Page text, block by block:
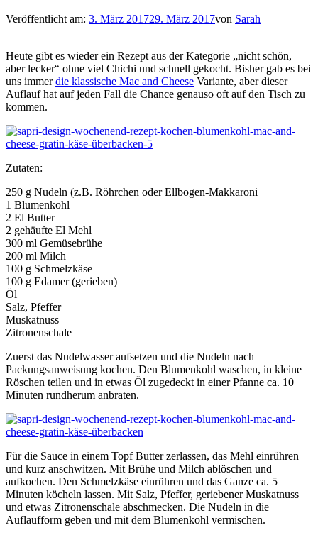
Veröffentlicht am: 3. März 201729. März 2017von Sarah
Heute gibt es wieder ein Rezept aus der Kategorie „nicht schön,
aber lecker“ ohne viel Chichi und schnell gekocht. Bisher gab es bei
uns immerdie klassische Mac and Cheese Variante, aber dieser
Auflauf hat auf jeden Fall die Chance genauso oft auf den Tisch zu
kommen.
Zutaten:
250 g Nudeln (z.B. Röhrchen oder Ellbogen-Makkaroni
1 Blumenkohl
2 El Butter
2 gehäufte El Mehl
300 ml Gemüsebrühe
200 ml Milch
100 g Schmelzkäse
100 g Edamer (gerieben)
Öl
Salz, Pfeffer
Muskatnuss
Zitronenschale
Zuerst das Nudelwasser aufsetzen und die Nudeln nach
Packungsanweisung kochen. Den Blumenkohl waschen, in kleine
Röschen teilen und in etwas Öl zugedeckt in einer Pfanne ca. 10
Minuten rundherum anbraten.
Für die Sauce in einem Topf Butter zerlassen, das Mehl einrühren
und kurz anschwitzen. Mit Brühe und Milch ablöschen und
aufkochen. Den Schmelzkäse einrühren und das Ganze ca. 5
Minuten köcheln lassen. Mit Salz, Pfeffer, geriebener Muskatnuss
und etwas Zitronenschale abschmecken. Die Nudeln in die
Auflaufform geben und mit dem Blumenkohl vermischen.